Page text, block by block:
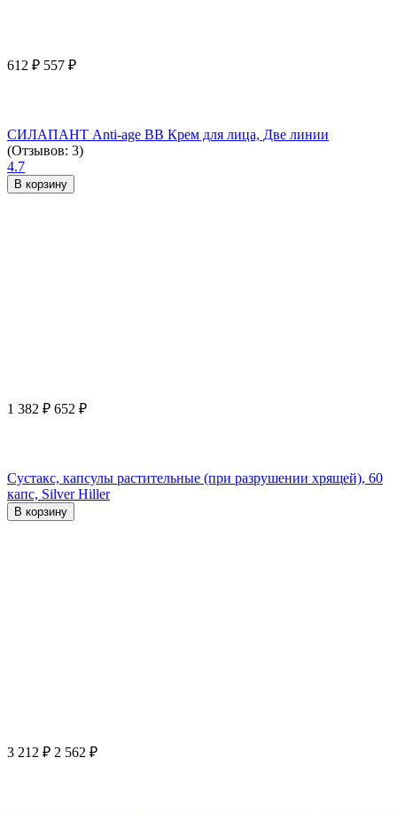
612 ₽ 557 ₽
СИЛАПАНТ Anti-age ВВ Крем для лица, Две линии
(Отзывов: 3)
4.7
В корзину
1 382 ₽ 652 ₽
Сустакс, капсулы растительные (при разрушении хрящей), 60
капс, Silver Hiller
В корзину
3 212 ₽ 2 562 ₽